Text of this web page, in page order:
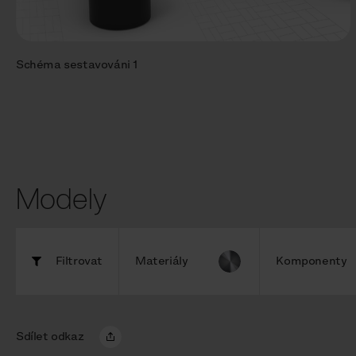
Schéma sestavováni 1
Modely
Filtrovat Materiály Komponenty
Sdílet odkaz